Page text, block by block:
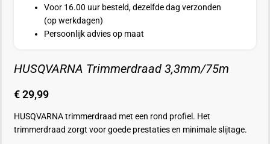
Voor 16.00 uur besteld, dezelfde dag verzonden
(op werkdagen)
Persoonlijk advies op maat
HUSQVARNA Trimmerdraad 3,3mm/75m
€29,99
HUSQVARNA trimmerdraad met een rond profiel. Het
trimmerdraad zorgt voor goede prestaties en minimale slijtage.